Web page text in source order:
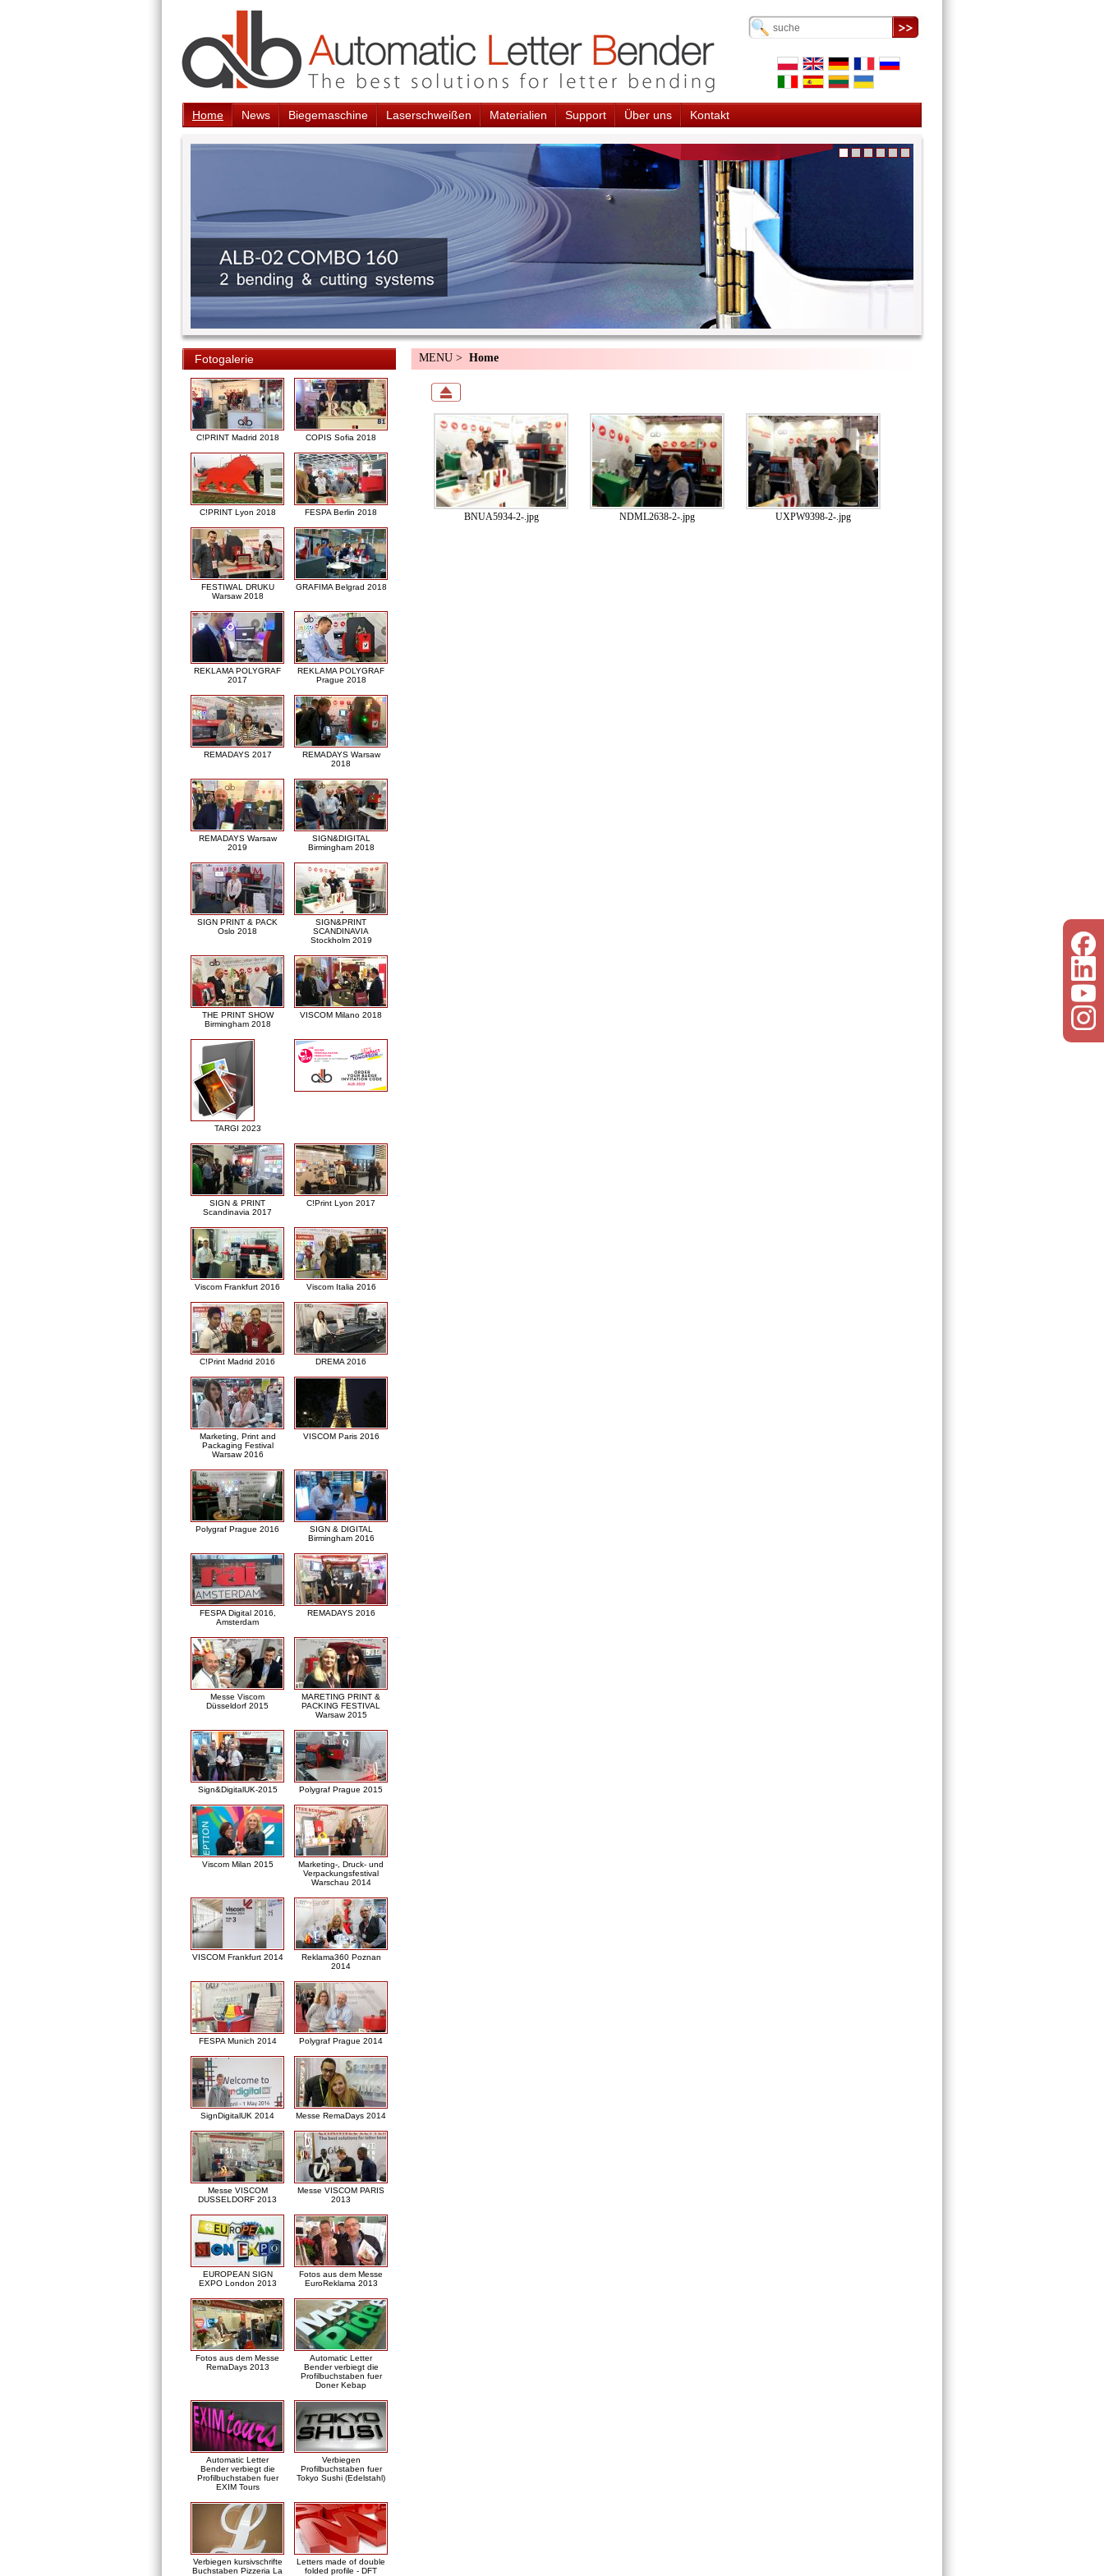
Home News Biegemaschine Laserschweißen Materialien Support Über uns Kontakt
Fotogalerie
C!PRINT Madrid 2018 COPIS Sofia 2018
C!PRINT Lyon 2018 FESPA Berlin 2018
FESTIWAL DRUKU
Warsaw 2018
GRAFIMA Belgrad 2018
REKLAMA POLYGRAF
2017
REKLAMA POLYGRAF
Prague 2018
REMADAYS 2017
REMADAYS Warsaw
2018
REMADAYS Warsaw
2019
SIGN&DIGITAL
Birmingham 2018
SIGN PRINT & PACK
Oslo 2018
SIGN&PRINT
SCANDINAVIA
Stockholm 2019
THE PRINT SHOW
Birmingham 2018
VISCOM Milano 2018
TARGI 2023
SIGN & PRINT
Scandinavia 2017
C!Print Lyon 2017
Viscom Frankfurt 2016 Viscom Italia 2016
C!Print Madrid 2016 DREMA 2016
Marketing, Print and
Packaging Festival
Warsaw 2016
VISCOM Paris 2016
Polygraf Prague 2016
SIGN & DIGITAL
Birmingham 2016
FESPA Digital 2016,
Amsterdam
REMADAYS 2016
Messe Viscom
Düsseldorf 2015
MARETING PRINT &
PACKING FESTIVAL
Warsaw 2015
Sign&DigitalUK-2015 Polygraf Prague 2015
Viscom Milan 2015
Marketing-, Druck- und
Verpackungsfestival
Warschau 2014
VISCOM Frankfurt 2014
Reklama360 Poznan
2014
FESPA Munich 2014 Polygraf Prague 2014
SignDigitalUK 2014 Messe RemaDays 2014
Messe VISCOM
DUSSELDORF 2013
Messe VISCOM PARIS
2013
EUROPEAN SIGN
EXPO London 2013
Fotos aus dem Messe
EuroReklama 2013
Fotos aus dem Messe
RemaDays 2013
Automatic Letter
Bender verbiegt die
Profilbuchstaben fuer
Doner Kebap
Automatic Letter
Bender verbiegt die
Profilbuchstaben fuer
EXIM Tours
Verbiegen
Profilbuchstaben fuer
Tokyo Sushi (Edelstahl)
Verbiegen kursivschrifte
Buchstaben Pizzeria La
Letters made of double
folded profile - DFT
MENU > Home
BNUA5934-2-.jpg NDML2638-2-.jpg UXPW9398-2-.jpg